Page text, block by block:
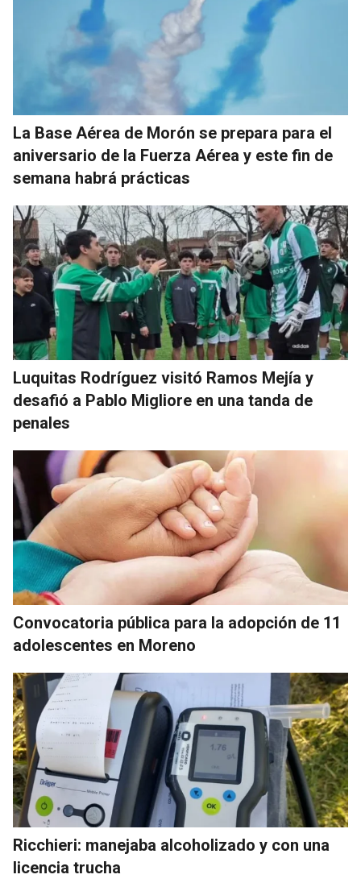
La Base Aérea de Morón se prepara para el
aniversario de la Fuerza Aérea y este fin de
semana habrá prácticas
Luquitas Rodríguez visitó Ramos Mejía y
desafió a Pablo Migliore en una tanda de
penales
Convocatoria pública para la adopción de 11
adolescentes en Moreno
Ricchieri: manejaba alcoholizado y con una
licencia trucha